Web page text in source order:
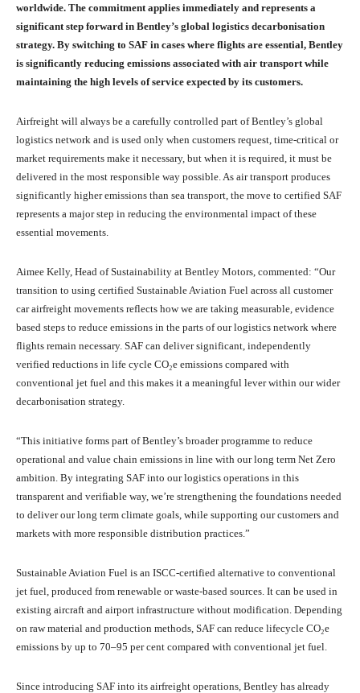
worldwide. The commitment applies immediately and represents a
significant step forward in Bentley’s global logistics decarbonisation
strategy. By switching to SAF in cases where flights are essential, Bentley
is significantly reducing emissions associated with air transport while
maintaining the high levels of service expected by its customers.
Airfreight will always be a carefully controlled part of Bentley’s global
logistics network and is used only when customers request, time-critical or
market requirements make it necessary, but when it is required, it must be
delivered in the most responsible way possible. As air transport produces
significantly higher emissions than sea transport, the move to certified SAF
represents a major step in reducing the environmental impact of these
essential movements.
Aimee Kelly, Head of Sustainability at Bentley Motors, commented: “Our
transition to using certified Sustainable Aviation Fuel across all customer
car airfreight movements reflects how we are taking measurable, evidence
based steps to reduce emissions in the parts of our logistics network where
flights remain necessary. SAF can deliver significant, independently
verified reductions in life cycle CO₂e emissions compared with
conventional jet fuel and this makes it a meaningful lever within our wider
decarbonisation strategy.
“This initiative forms part of Bentley’s broader programme to reduce
operational and value chain emissions in line with our long term Net Zero
ambition. By integrating SAF into our logistics operations in this
transparent and verifiable way, we’re strengthening the foundations needed
to deliver our long term climate goals, while supporting our customers and
markets with more responsible distribution practices.”
Sustainable Aviation Fuel is an ISCC-certified alternative to conventional
jet fuel, produced from renewable or waste-based sources. It can be used in
existing aircraft and airport infrastructure without modification. Depending
on raw material and production methods, SAF can reduce lifecycle CO₂e
emissions by up to 70–95 per cent compared with conventional jet fuel.
Since introducing SAF into its airfreight operations, Bentley has already